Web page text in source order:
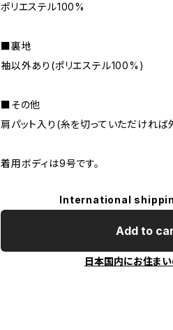
ポリエステル100%
■裏地
袖以外あり(ポリエステル100%)
■その他
肩パット入り(糸を切っていただければ
着用ボディは9号です。
International
Add to
日本国内にお住ま